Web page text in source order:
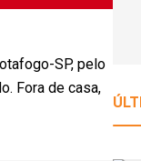
SP, pelo
Fora de casa,